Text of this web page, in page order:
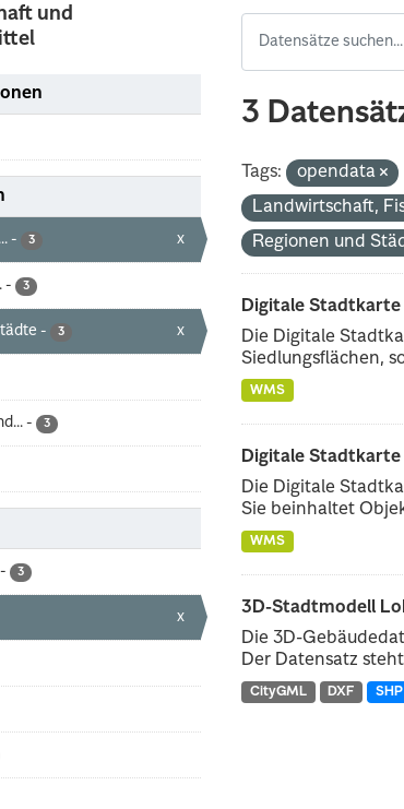
und
- 3 x
- 3
- 3 x
- 3
- 3
x
3
Tags: opendata
Landwirtschaft,
Regionen und
Digitale
Die Digitale
Siedlungsflächen,
WMS
Digitale
Die Digitale
Sie beinhaltet
WMS
3D-Stadtmodell
Die 3D-
Der Datensatz
CityGML DXF SHP